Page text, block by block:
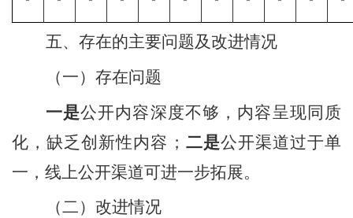
五、存在的主要问题及改进情况
（一）存在问题
一是公开内容深度不够，内容呈现同质
化，缺乏创新性内容； 二是公开渠道过于单
一，线上公开渠道可进一步拓展。
（二） 改进情况